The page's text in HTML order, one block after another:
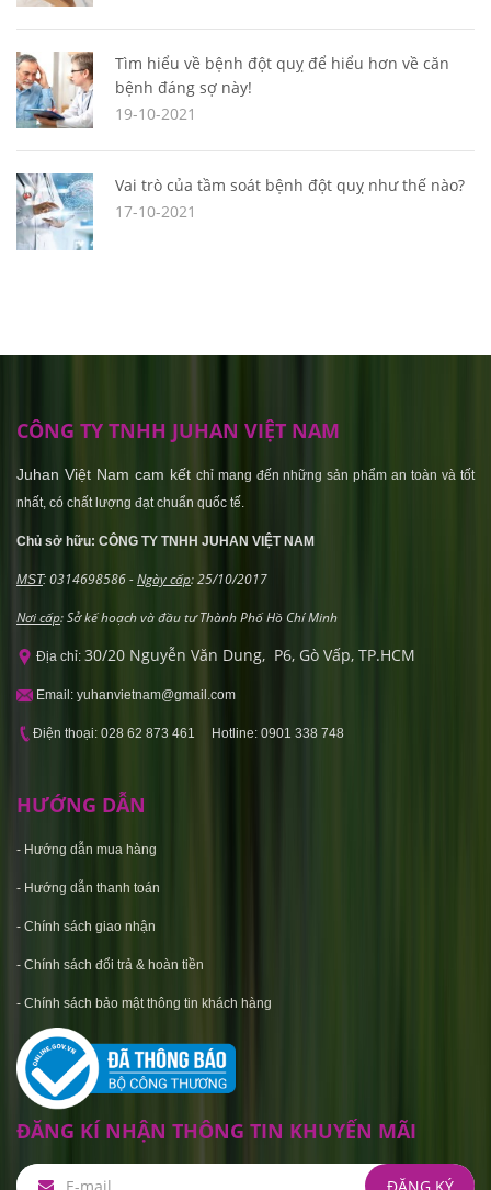
Tìm hiểu về bệnh đột quỵ để hiểu hơn về căn
bệnh đáng sợ này!
19-10-2021
Vai trò của tầm soát bệnh đột quỵ như thế nào?
17-10-2021
CÔNG TY TNHH JUHAN VIỆT NAM
Juhan Việt Nam cam kết chỉ mang đến những sản phẩm an toàn và tốt
nhất, có chất lượng đạt chuẩn quốc tế.
Chủ sở hữu: CÔNG TY TNHH JUHAN VIỆT NAM
MST: 0314698586 -Ngày cấp: 25/10/2017
Nơi cấp: Sở kế hoạch và đầu tư Thành Phố Hồ Chí Minh
Địa chỉ: 30/20 Nguyễn Văn Dung, P6, Gò Vấp, TP.HCM
Email: yuhanvietnam@gmail.com
Điện thoại: 028 62 873 461 Hotline: 0901 338 748
HƯỚNG DẪN
- Hướng dẫn mua hàng
- Hướng dẫn thanh toán
- Chính sách giao nhận
- Chính sách đổi trả & hoàn tiền
- Chính sách bảo mật thông tin khách hàng
ĐĂNG KÍ NHẬN THÔNG TIN KHUYẾN MÃI